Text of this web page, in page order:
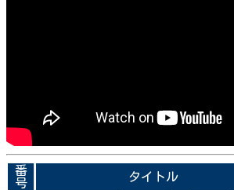
番
号
タイトル